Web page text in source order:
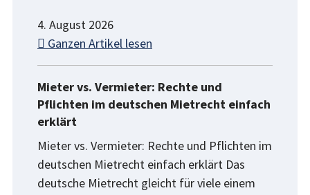
4. August 2026
Ganzen Artikel lesen
Mieter vs. Vermieter: Rechte und
Pflichten im deutschen Mietrecht einfach
erklärt
Mieter vs. Vermieter: Rechte und Pflichten im
deutschen Mietrecht einfach erklärt Das
deutsche Mietrecht gleicht für viele einem